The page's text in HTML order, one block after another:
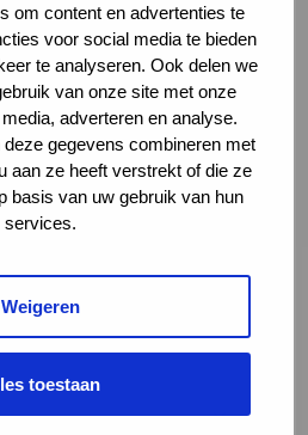
om content en advertenties te
voor social media te bieden
te analyseren. Ook delen we
van onze site met onze
adverteren en analyse.
gegevens combineren met
aan ze heeft verstrekt of die ze
basis van uw gebruik van hun
services.
Weigeren
toestaan
*